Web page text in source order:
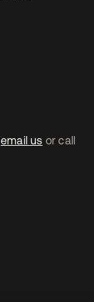
email us or call